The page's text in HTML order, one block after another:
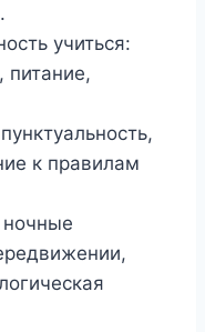
учиться:
питание,
к правилам
ночные